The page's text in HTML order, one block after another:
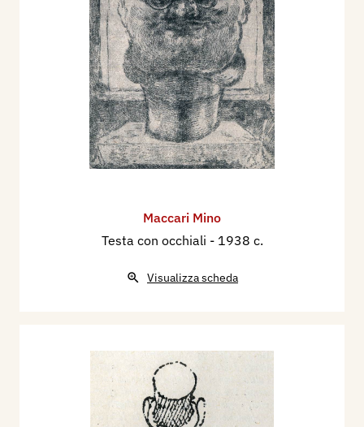
Maccari Mino
Testa con occhiali - 1938 c.
Visualizza scheda